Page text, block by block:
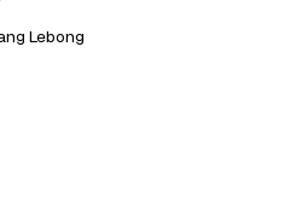
Lebong